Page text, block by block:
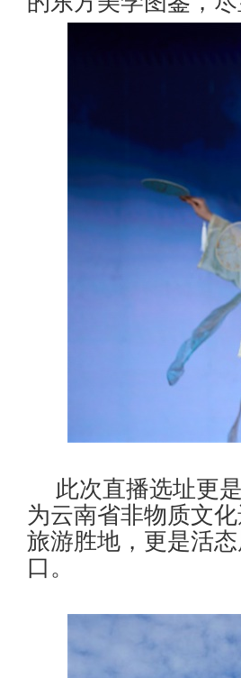
此次直播选址更
为云南省非物质文
旅游胜地，更是活
口。